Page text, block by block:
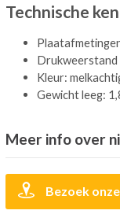
Technische
Kleur:
Gewicht leeg:
Meer info over
Bezoek